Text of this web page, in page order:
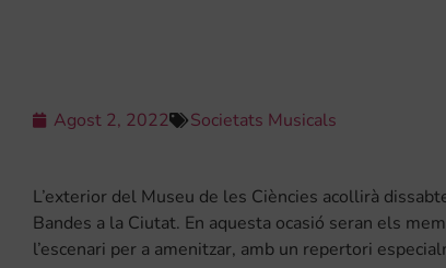
Agost 2, 2022 Societats Musicals
L’exterior del Museu de les Ciències acollirà
Bandes a la Ciutat. En aquesta ocasió seran els
l’escenari per a amenitzar, amb un repertori